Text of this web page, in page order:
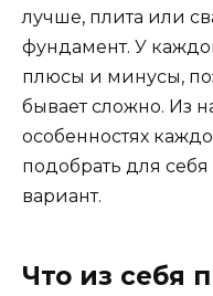
лучше, плита или
фундамент. У
плюсы и минусы,
бывает сложно. Из
особенностях
подобрать для
вариант.
Что из себя